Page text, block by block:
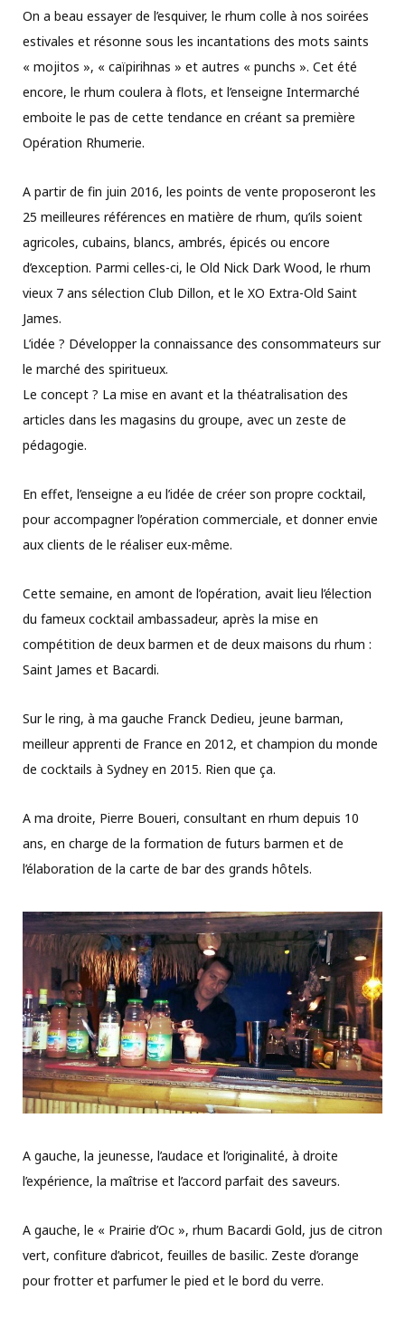
On a beau essayer de l’esquiver, le rhum colle à nos soirées
estivales et résonne sous les incantations des mots saints
« mojitos », « caïpirihnas » et autres « punchs ». Cet été
encore, le rhum coulera à flots, et l’enseigne Intermarché
emboite le pas de cette tendance en créant sa première
Opération Rhumerie.
A partir de fin juin 2016, les points de vente proposeront les
25 meilleures références en matière de rhum, qu’ils soient
agricoles, cubains, blancs, ambrés, épicés ou encore
d’exception. Parmi celles-ci, le Old Nick Dark Wood, le rhum
vieux 7 ans sélection Club Dillon, et le XO Extra-Old Saint
James.
L’idée ? Développer la connaissance des consommateurs sur
le marché des spiritueux.
Le concept ? La mise en avant et la théatralisation des
articles dans les magasins du groupe, avec un zeste de
pédagogie.
En effet, l’enseigne a eu l’idée de créer son propre cocktail,
pour accompagner l’opération commerciale, et donner envie
aux clients de le réaliser eux-même.
Cette semaine, en amont de l’opération, avait lieu l’élection
du fameux cocktail ambassadeur, après la mise en
compétition de deux barmen et de deux maisons du rhum :
Saint James et Bacardi.
Sur le ring, à ma gauche Franck Dedieu, jeune barman,
meilleur apprenti de France en 2012, et champion du monde
de cocktails à Sydney en 2015. Rien que ça.
A ma droite, Pierre Boueri, consultant en rhum depuis 10
ans, en charge de la formation de futurs barmen et de
l’élaboration de la carte de bar des grands hôtels.
A gauche, la jeunesse, l’audace et l’originalité, à droite
l’expérience, la maîtrise et l’accord parfait des saveurs.
A gauche, le « Prairie d’Oc », rhum Bacardi Gold, jus de citron
vert, confiture d’abricot, feuilles de basilic. Zeste d’orange
pour frotter et parfumer le pied et le bord du verre.